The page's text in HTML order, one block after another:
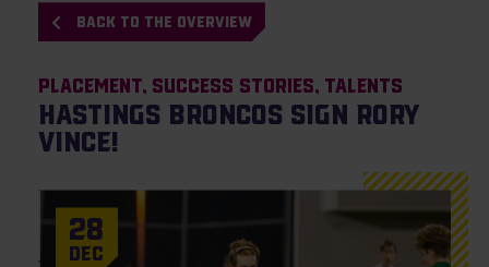
BACK TO THE OVERVIEW
Placement Success Stories Talents
Hastings Broncos sign Rory
Vince!
28
Dec